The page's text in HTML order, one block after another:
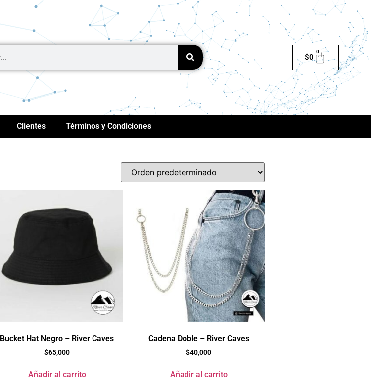
$0
0
Clientes Términos y Condiciones
Bucket Hat Negro – River Caves
$65,000
Añadir al carrito
Cadena Doble – River Caves
$40,000
Añadir al carrito